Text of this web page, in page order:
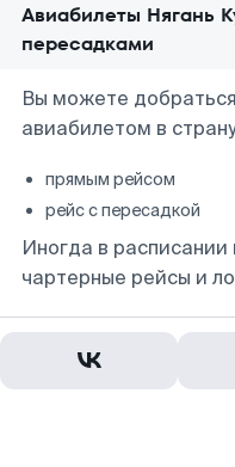
Авиабилеты Нягань
пересадками
Вы можете
авиабилетом в
прямым рейсом
рейс с пересадкой
Иногда в расписании
чартерные рейсы и